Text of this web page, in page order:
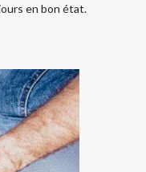
en bon état.